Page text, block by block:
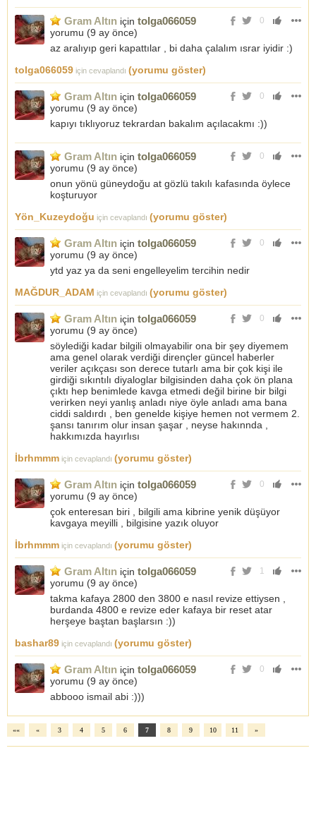
0
Gram Altın için tolga066059
yorumu (9 ay önce)
az aralıyıp geri kapattılar , bi daha çalalım ısrar iyidir :)
tolga066059 için cevaplandı (yorumu göster)
0
Gram Altın için tolga066059
yorumu (9 ay önce)
kapıyı tıklıyoruz tekrardan bakalım açılacakmı :))
0
Gram Altın için tolga066059
yorumu (9 ay önce)
onun yönü güneydoğu at gözlü takılı kafasında öylece
koşturuyor
Yön_Kuzeydoğu için cevaplandı (yorumu göster)
0
Gram Altın için tolga066059
yorumu (9 ay önce)
ytd yaz ya da seni engelleyelim tercihin nedir
MAĞDUR_ADAM için cevaplandı (yorumu göster)
0
Gram Altın için tolga066059
yorumu (9 ay önce)
söylediği kadar bilgili olmayabilir ona bir şey diyemem
ama genel olarak verdiği dirençler güncel haberler
veriler açıkçası son derece tutarlı ama bir çok kişi ile
girdiği sıkıntılı diyaloglar bilgisinden daha çok ön plana
çıktı hep benimlede kavga etmedi değil birine bir bilgi
verirken neyi yanlış anladı niye öyle anladı ama bana
ciddi saldırdı , ben genelde kişiye hemen not vermem 2.
şansı tanırım olur insan şaşar , neyse hakınnda ,
hakkımızda hayırlısı
İbrhmmm için cevaplandı (yorumu göster)
0
Gram Altın için tolga066059
yorumu (9 ay önce)
çok enteresan biri , bilgili ama kibrine yenik düşüyor
kavgaya meyilli , bilgisine yazık oluyor
İbrhmmm için cevaplandı (yorumu göster)
1
Gram Altın için tolga066059
yorumu (9 ay önce)
takma kafaya 2800 den 3800 e nasıl revize ettiysen ,
burdanda 4800 e revize eder kafaya bir reset atar
herşeye baştan başlarsın :))
bashar89 için cevaplandı (yorumu göster)
0
Gram Altın için tolga066059
yorumu (9 ay önce)
abbooo ismail abi :)))
«« « 3 4 5 6 7 8 9 10 11 »